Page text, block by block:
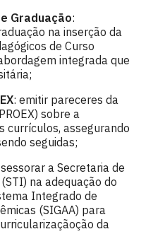
Graduação:
na inserção da
de Curso
integrada que
: emitir pareceres da
sobre a
currículos, assegurando
seguidas;
a Secretaria de
na adequação do
Integrado de
(SIGAA) para
da